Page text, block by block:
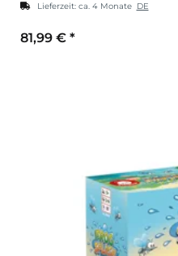
Lieferzeit: ca. 4 Monate DE
81,99 € *